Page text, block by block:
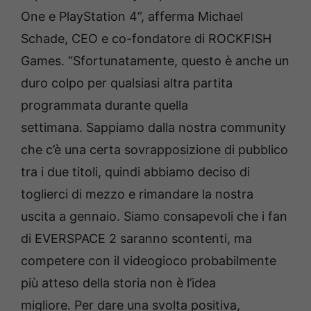
One e PlayStation 4”, afferma Michael
Schade, CEO e co-fondatore di ROCKFISH
Games. “Sfortunatamente, questo è anche un
duro colpo per qualsiasi altra partita
programmata durante quella
settimana. Sappiamo dalla nostra community
che c’è una certa sovrapposizione di pubblico
tra i due titoli, quindi abbiamo deciso di
toglierci di mezzo e rimandare la nostra
uscita a gennaio. Siamo consapevoli che i fan
di EVERSPACE 2 saranno scontenti, ma
competere con il videogioco probabilmente
più atteso della storia non è l’idea
migliore. Per dare una svolta positiva,